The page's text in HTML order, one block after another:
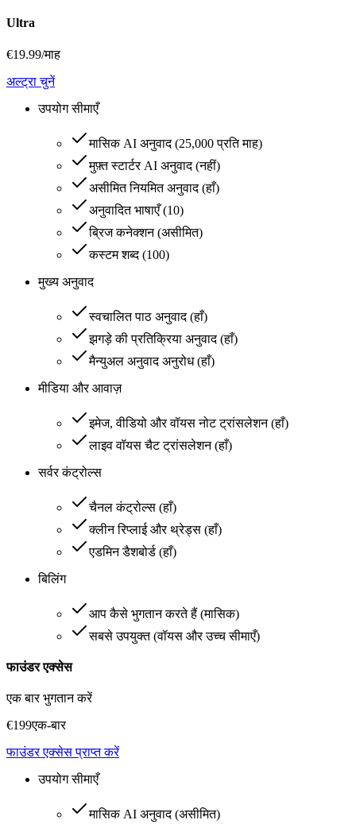
Ultra
€19.99/माह
अल्ट्रा चुनें
उपयोग सीमाएँ
मासिक AI अनुवाद(25,000 प्रति माह)
मुफ़्त स्टार्टर AI अनुवाद(नहीं)
असीमित नियमित अनुवाद(हाँ)
अनुवादित भाषाएँ(10)
ब्रिज कनेक्शन(असीमित)
कस्टम शब्द(100)
मुख्य अनुवाद
स्वचालित पाठ अनुवाद(हाँ)
झगड़े की प्रतिक्रिया अनुवाद(हाँ)
मैन्युअल अनुवाद अनुरोध(हाँ)
मीडिया और आवाज़
इमेज, वीडियो और वॉयस नोट ट्रांसलेशन(हाँ)
लाइव वॉयस चैट ट्रांसलेशन(हाँ)
सर्वर कंट्रोल्स
चैनल कंट्रोल्स (हाँ)
क्लीन रिप्लाई और थ्रेड्स (हाँ)
एडमिन डैशबोर्ड (हाँ)
बिलिंग
आप कैसे भुगतान करते हैं (मासिक)
सबसे उपयुक्त(वॉयस और उच्च सीमाएँ)
फाउंडर एक्सेस
एक बार भुगतान करें
€199एक-बार
फाउंडर एक्सेस प्राप्त करें
उपयोग सीमाएँ
मासिक AI अनुवाद(असीमित)